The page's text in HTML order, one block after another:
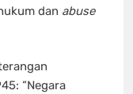
dan abuse
“Negara